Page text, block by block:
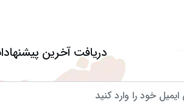
دریافت آخرین